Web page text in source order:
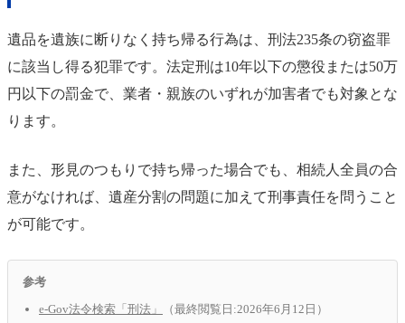
遺品を遺族に断りなく持ち帰る行為は、刑法235条の窃盗罪
に該当し得る犯罪です。法定刑は10年以下の懲役または50万
円以下の罰金で、業者・親族のいずれが加害者でも対象とな
ります。
また、形見のつもりで持ち帰った場合でも、相続人全員の合
意がなければ、遺産分割の問題に加えて刑事責任を問うこと
が可能です。
参考
e-Gov法令検索「刑法」
（最終閲覧日:2026年6月12日）